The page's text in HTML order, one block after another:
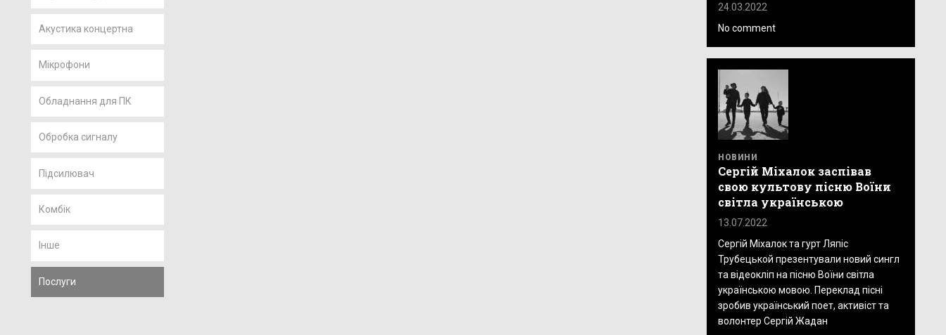
Акустика концертна
Мікрофони
Обладнання для ПК
Обробка сигналу
Підсилювач
Комбік
Інше
Послуги
24.03.2022
No comment
НОВИНИ
Сергій Міхалок заспівав
свою культову пісню Воїни
світла українською
13.07.2022
Сергій Міхалок та гурт Ляпіс
Трубецькой презентували новий сингл
та відеокліп на пісню Воїни світла
українською мовою. Переклад пісні
зробив український поет, активіст та
волонтер Сергій Жадан